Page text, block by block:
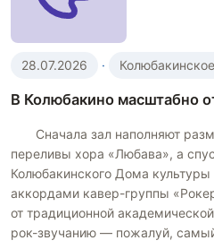
28.07.2026 ·
В Колюбакино масштабно
Сначала зал наполняют
переливы хора «Любава», а
Колюбакинского Дома
аккордами кавер-группы
от традиционной
рок-звучанию — пожалуй,